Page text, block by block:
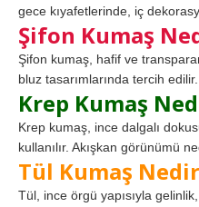
gece kıyafetlerinde, iç
Şifon Kumaş
Şifon kumaş, hafif ve
bluz tasarımlarında tercih
Krep Kumaş
Krep kumaş, ince dalgalı
kullanılır. Akışkan görünümü
Tül Kumaş
Tül, ince örgü yapısıyla